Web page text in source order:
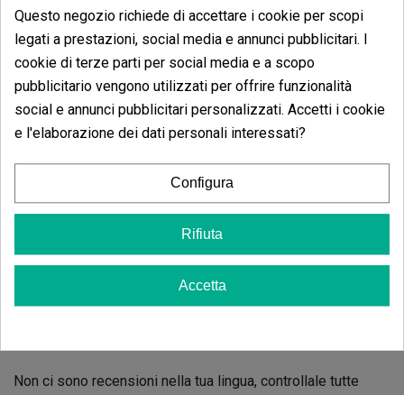
4 estrelle
0.00%
3 estrelle
2 estrelle
0.00%
1 estrelle
Scrivi il tuo commento
5de5
Ordina per:
RecensioniPowermite Control
Non ci sono recensioni nella tua lingua, controllale tutte
Questo negozio richiede di accettare i cookie per scopi
legati a prestazioni, social media e annunci pubblicitari. I
cookie di terze parti per social media e a scopo
pubblicitario vengono utilizzati per offrire funzionalità
social e annunci pubblicitari personalizzati. Accetti i cookie
e l'elaborazione dei dati personali interessati?
Configura
Rifiuta
Accetta